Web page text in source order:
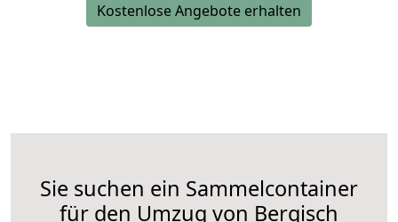
Kostenlose Angebote erhalten
Sie suchen ein Sammelcontainer
für den Umzug von Bergisch